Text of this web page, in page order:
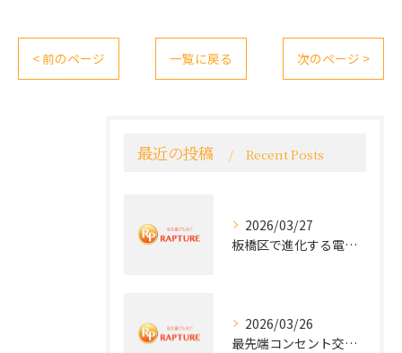
< 前のページ 一覧に戻る 次のページ >
最近の投稿 Recent Posts
2026/03/27
板橋区で進化する電気工事と最新コンセント交換技術
2026/03/26
最先端コンセント交換で快適な生活を実現する電気工事の技術